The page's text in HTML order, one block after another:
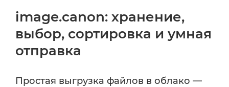
image.canon: хранение,
выбор, сортировка и умная
отправка
Простая выгрузка файлов в облако —